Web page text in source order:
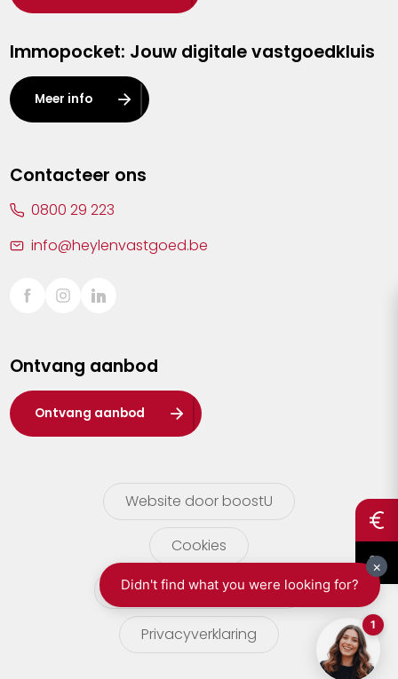
Herentals
Kalmthout
Leuven
Lier
Sint-Truiden
Waasland
Wuustwezel
Zoersel
Immopocket: Jouw digitale vastgoedkluis
Meer info
Contacteer ons
0800 29 223
info@heylenvastgoed.be
Ontvang aanbod
Ontvang aanbod
Website door boostU
Cookies
gebruikersvoorwaarden
Privacyverklaring